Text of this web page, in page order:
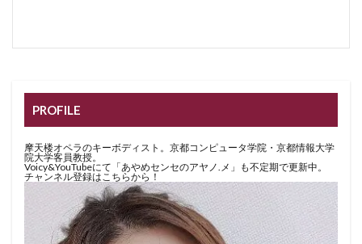
PROFILE
摩天楼オペラのキーボディスト。京都コンピュータ学院・京都情報大学
院大学客員教授。
Voicy&YouTubeにて「あやめセンセのアヤノ.メ」も不定期で更新中。
チャンネル登録はこちらから！